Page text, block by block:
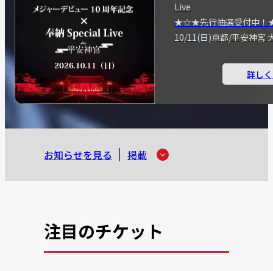
Live
★☆★先行抽選受付中
10/11(日)京都/平安神宮
詳し
お知らせを見る 掲載
注目のチケット